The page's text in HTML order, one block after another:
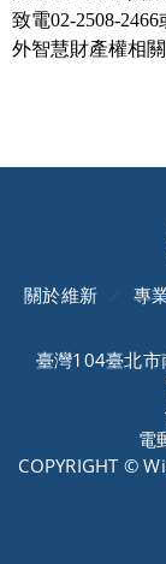
致電02-2508-
外智慧財產權相關
關於維新 專
臺灣104臺北
電
COPYRIGHT ©